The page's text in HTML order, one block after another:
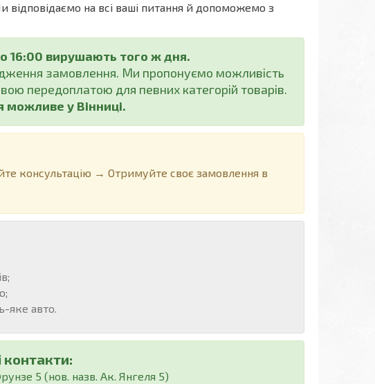
відповідаємо на всі ваші питання й допоможемо з
16:00 вирушають того ж дня.
замовлення. Ми пропонуємо можливість
передоплатою для певних категорій товарів.
можливе у Вінниці.
консультацію → Отримуйте своє замовлення в
яке авто.
контакти:
5 (нов. назв. Ак. Янгеля 5)